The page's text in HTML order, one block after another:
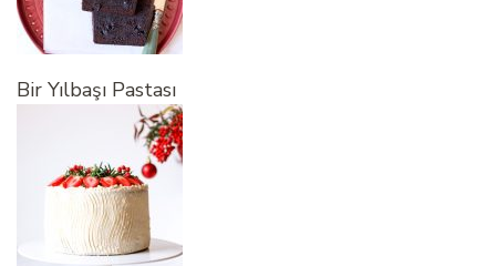
Bir Yılbaşı Pastası